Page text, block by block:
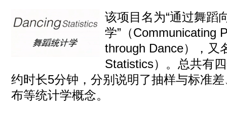
该项目名为“通过舞蹈
学”（Communicating
through Dance），又
Statistics）。总共有
约时长5分钟，分别说明了抽样与标准
布等统计学概念。